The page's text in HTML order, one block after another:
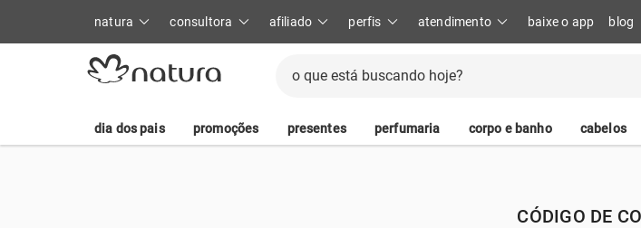
natura consultora afiliado perfis atendimento baixe o app blog
dia dos pais promoções presentes perfumaria corpo e banho cabelos
CÓDIGO DE